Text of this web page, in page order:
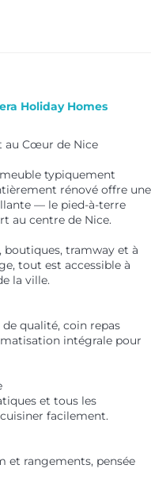
Holiday Homes
au Cœur de Nice
typiquement
rénové offre une
— le pied-à-terre
au centre de Nice.
boutiques, tramway et à
tout est accessible à
la ville.
qualité, coin repas
intégrale pour
et tous les
facilement.
et rangements, pensée